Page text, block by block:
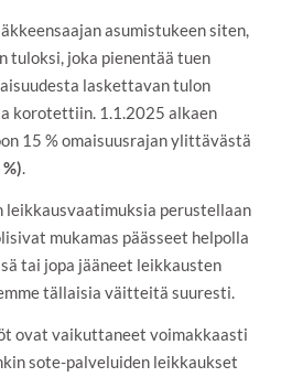
asumistukeen siten,
tuloksi, joka pienentää tuen
laskettavan tulon
korotettiin. 1.1.2025 alkaen
15 % omaisuusrajan ylittävästä
.
leikkausvaatimuksia perustellaan
mukamas päässeet helpolla
tai jopa jääneet leikkausten
tällaisia väitteitä suuresti.
ovat vaikuttaneet voimakkaasti
sote-palveluiden leikkaukset